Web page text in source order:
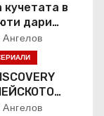
кучетата в
дари
и половина
ЛЕКА